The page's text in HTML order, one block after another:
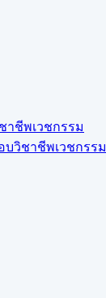
าชีพเวชกรรม
วิชาชีพเวชกรรม